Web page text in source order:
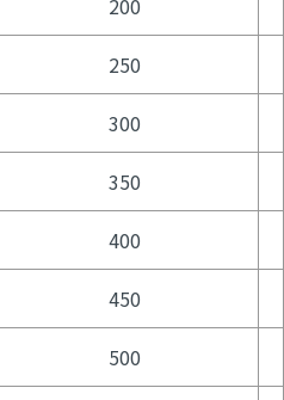
200
250
300
350
400
450
500